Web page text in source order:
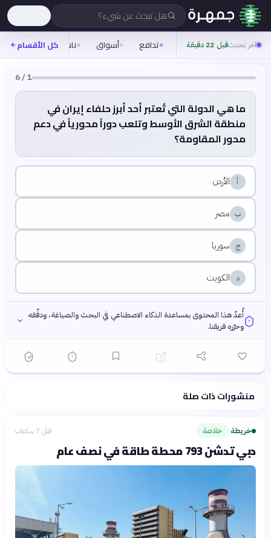
هل تبحث عن شيء؟
آخر تحديثقبل 22 دقيقة تدافع أسواق ناس روح
كل الأقسام
؟ خريطة اختيار متعدد الشهر الماضي
نفوذ إيران في الشرق الأوسط: خارطة التوسع
والتحديات الجيوسياسية
1
/
6
ما هي الدولة التي تُعتبر أحد أبرز حلفاء إيران في
منطقة الشرق الأوسط وتلعب دوراً محورياً في دعم
محور المقاومة؟
أ الأردن
ب مصر
ج سوريا
د الكويت
أُعدّ هذا المحتوى بمساعدة الذكاء الاصطناعي في البحث والصياغة، ودقّقه
وحرّره فريقنا.
فلسفتنا المعرفية· سياسة الذكاء الاصطناعيمنشورات ذات صلة
خريطة› خلاصة قبل 7 ساعات
دبي تدشن 793 محطة طاقة في نصف عام